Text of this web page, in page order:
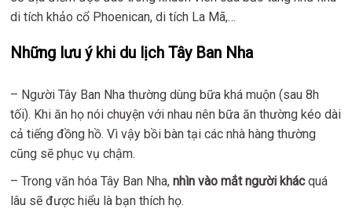
di tích khảo cổ Phoenican, di tích La Mã,…
Những lưu ý khi du lịch Tây Ban Nha
– Người Tây Ban Nha thường dùng bữa khá muộn (sau 8h
tối). Khi ăn họ nói chuyện với nhau nên bữa ăn thường kéo dài
cả tiếng đồng hồ. Vì vậy bồi bàn tại các nhà hàng thường
cũng sẽ phục vụ chậm.
– Trong văn hóa Tây Ban Nha,nhìn vào mắt người khácquá
lâu sẽ được hiểu là bạn thích họ.